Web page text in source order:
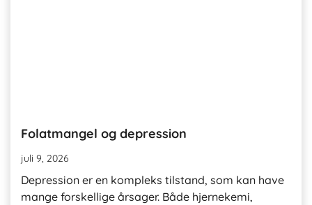
Folatmangel og depression
juli 9, 2026
Depression er en kompleks tilstand, som kan have
mange forskellige årsager. Både hjernekemi,